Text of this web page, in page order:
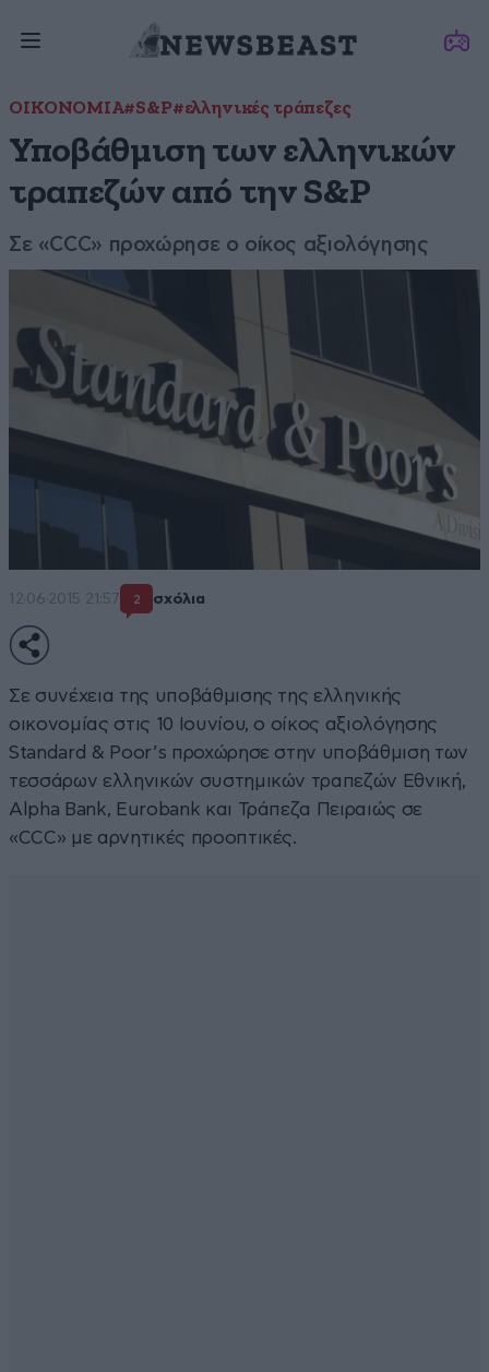
ΟΙΚΟΝΟΜΙΑ#S&P#ελληνικές τράπεζες
Υποβάθμιση των ελληνικών
τραπεζών από την S&P
Σε «CCC» προχώρησε ο οίκος αξιολόγησης
12·06·2015 21:57 2 σχόλια
Σε συνέχεια της υποβάθμισης της ελληνικής
οικονομίας στις 10 Ιουνίου, ο οίκος αξιολόγησης
Standard & Poor’s προχώρησε στην υποβάθμιση των
τεσσάρων ελληνικών συστημικών τραπεζών Εθνική,
Alpha Bank, Eurobank και Τράπεζα Πειραιώς σε
«CCC» με αρνητικές προοπτικές.